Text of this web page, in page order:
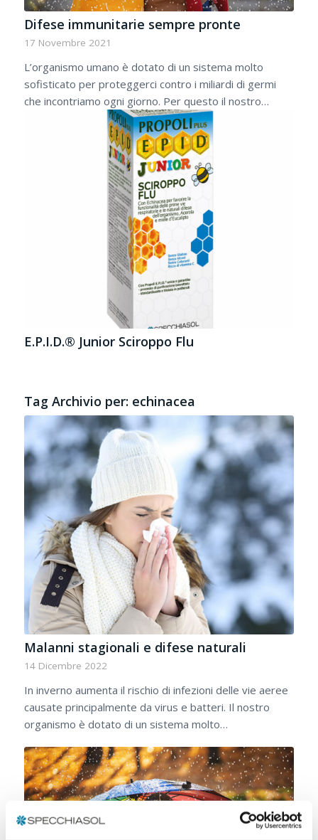
Difese immunitarie sempre pronte
17 Novembre 2021
L’organismo umano è dotato di un sistema molto
sofisticato per proteggerci contro i miliardi di germi
che incontriamo ogni giorno. Per questo il nostro…
E.P.I.D.® Junior Sciroppo Flu
Tag Archivio per: echinacea
Malanni stagionali e difese naturali
14 Dicembre 2022
In inverno aumenta il rischio di infezioni delle vie aeree
causate principalmente da virus e batteri. Il nostro
organismo è dotato di un sistema molto…